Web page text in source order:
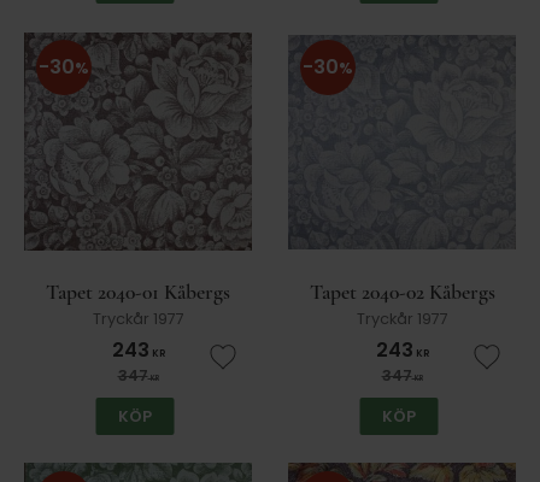
Tapet 2040-01 Kåbergs
Tryckår 1977
243 KR
347KR
30%
Lägg till i favoriter
KÖP
Tapet 2040-02 Kåbergs
Tryckår 1977
243 KR
347KR
30%
Lägg
KÖP